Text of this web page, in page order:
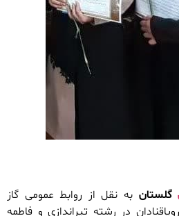
گلستان به نقل از روابط عمومی گاز
در رشته تیراندازی و فاطمه